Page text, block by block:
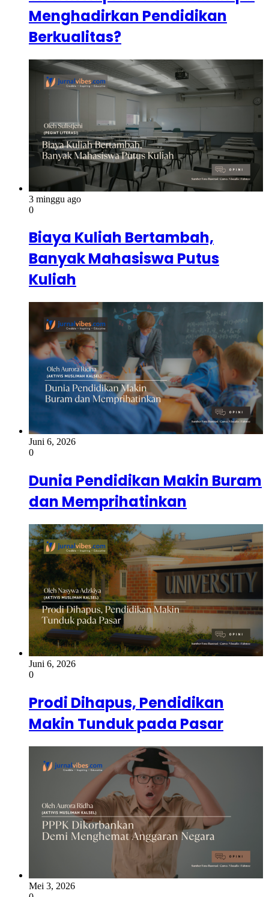
Menghadirkan Pendidikan
Berkualitas?
3 minggu ago
0
Biaya Kuliah Bertambah,
Banyak Mahasiswa Putus
Kuliah
Juni 6, 2026
0
Dunia Pendidikan Makin Buram
dan Memprihatinkan
Juni 6, 2026
0
Prodi Dihapus, Pendidikan
Makin Tunduk pada Pasar
Mei 3, 2026